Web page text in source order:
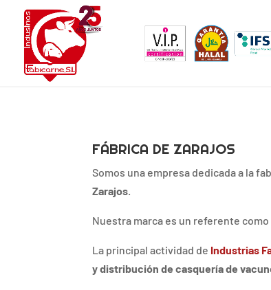
FÁBRICA DE ZARAJOS
Somos una empresa dedicada a la
Zarajos
Nuestra marca es un referente
La principal actividad de Industrias
y distribución de casquería de